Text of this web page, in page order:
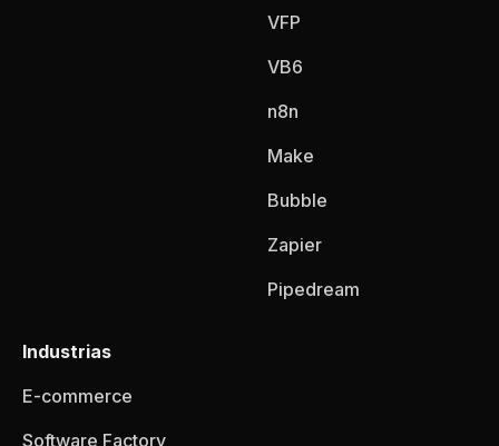
VFP
VB6
n8n
Make
Bubble
Zapier
Pipedream
Industrias
E-commerce
Software Factory